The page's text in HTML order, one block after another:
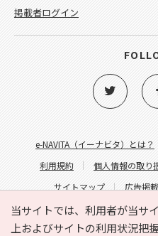
当サイトでは、利用者が当サ
上およびサイトの利用状況把
e-NAVITA（イーナビタ）とは？
利用規約
個人情報の取り
サイトマップ
広告掲
サイトの内容に
掲載者ログイン